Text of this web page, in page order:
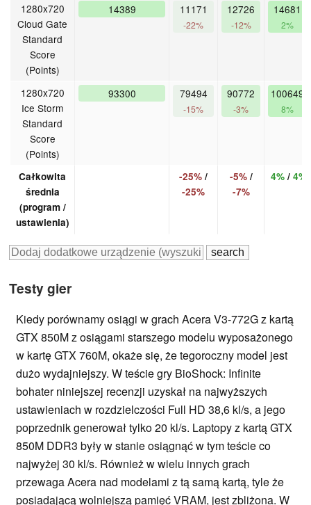
1280x720
Cloud Gate
Standard
Score
(Points)
14389 11171
-22%
12726
-12%
14681
2%
1280x720
Ice Storm
Standard
Score
(Points)
93300 79494
-15%
90772
-3%
100649
8%
Całkowita
średnia
(program /
ustawienia)
-25% /
-25%
-5%/
-7%
4%/ 4%
Testy gier
Kiedy porównamy osiągi w grach Acera V3-772G z kartą
GTX 850M z osiągami starszego modelu wyposażonego
w kartę GTX 760M, okaże się, że tegoroczny model jest
dużo wydajniejszy. W teście gry BioShock: Infinite
bohater niniejszej recenzji uzyskał na najwyższych
ustawieniach w rozdzielczości Full HD 38,6 kl/s, a jego
poprzednik generował tylko 20 kl/s. Laptopy z kartą GTX
850M DDR3 były w stanie osiągnąć w tym teście co
najwyżej 30 kl/s. Również w wielu innych grach
przewaga Acera nad modelami z tą samą kartą, tyle że
posiadającą wolniejszą pamięć VRAM, jest zbliżona. W